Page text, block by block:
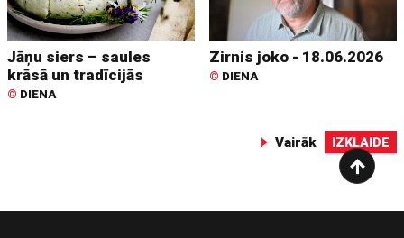
Jāņu siers – saules
krāsā un tradīcijās
© DIENA
Zirnis joko - 18.06.2026
© DIENA
Vairāk IZKLAIDE